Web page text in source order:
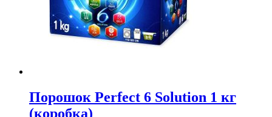
Порошок Perfect 6 Solution 1 кг
(коробка)